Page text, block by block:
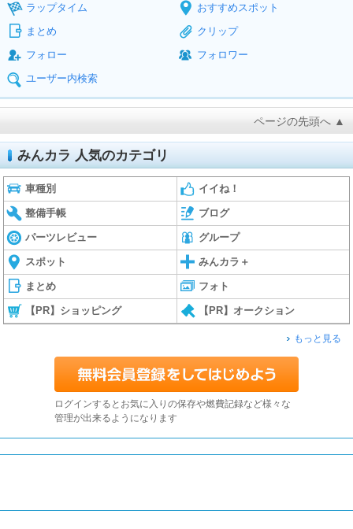
ラップタイム
おすすめスポット
まとめ
クリップ
フォロー
フォロワー
ユーザー内検索
ページの先頭へ ▲
みんカラ 人気のカテゴリ
車種別 イイね！
整備手帳 ブログ
パーツレビュー グループ
スポット みんカラ＋
まとめ フォト
【PR】ショッピング 【PR】オークション
もっと見る
ログインするとお気に入りの保存や燃費記録など様々な
管理が出来るようになります